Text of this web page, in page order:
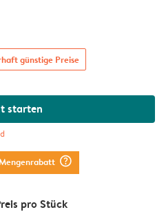
günstige Preise
starten
question_mark_circle
pro Stück